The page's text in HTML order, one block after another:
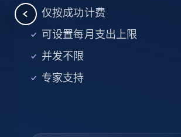
Searching data by keyword
Name, URL, ID, Cb rank, Region, About,
Industries, Operating status, and more.
仅按成功计费
可设置每月支出上限
并发不限
专家支持